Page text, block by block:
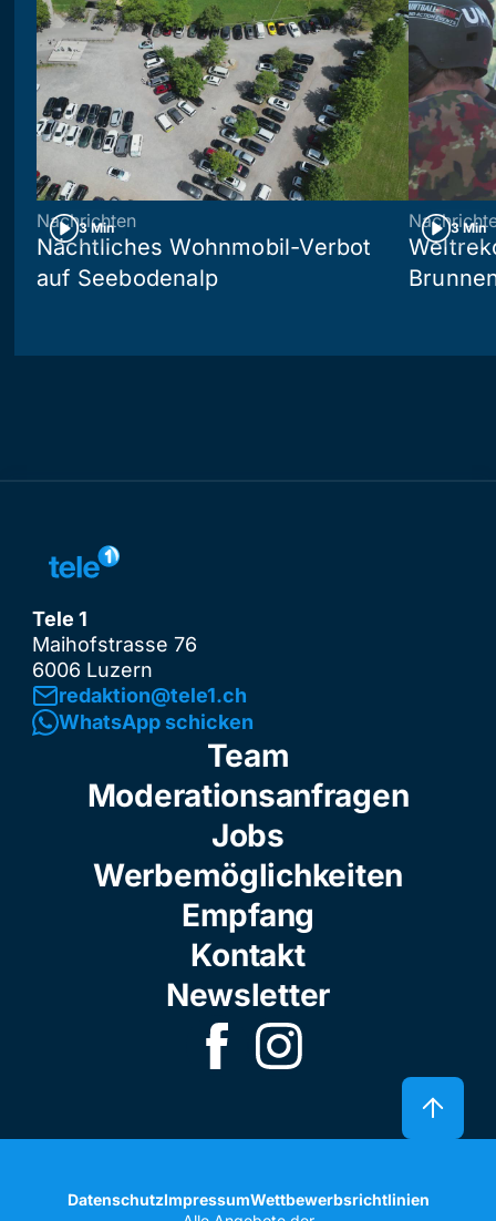
3 Min
Nachrichten
Nächtliches Wohnmobil-Verbot
auf Seebodenalp
3 Min
Tele 1
Maihofstrasse 76
6006 Luzern
redaktion@tele1.ch
WhatsApp schicken
Team
Moderationsanfragen
Jobs
Werbemöglichkeiten
Empfang
Kontakt
Newsletter
DatenschutzImpressumWettbewerbsrichtlinien